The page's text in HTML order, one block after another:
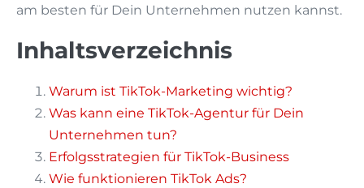
am besten für Dein Unternehmen nutzen kannst.
Inhaltsverzeichnis
Warum ist TikTok-Marketing wichtig?
Was kann eine TikTok-Agentur für Dein
Unternehmen tun?
Erfolgsstrategien für TikTok-Business
Wie funktionieren TikTok Ads?